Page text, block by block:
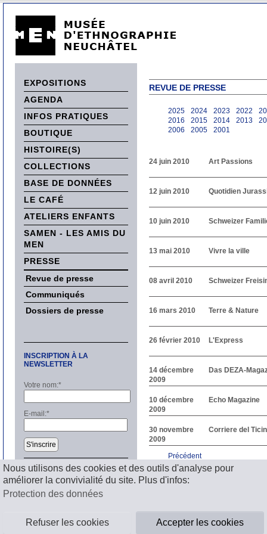
Nous utilisons des cookies et des outils d'analyse pour
améliorer la convivialité du site. Plus d'infos:
Protection des données
Refuser les cookies Accepter les cookies
EXPOSITIONS
AGENDA
INFOS PRATIQUES
BOUTIQUE
HISTOIRE(S)
COLLECTIONS
BASE DE DONNÉES
LE CAFÉ
ATELIERS ENFANTS
SAMEN - LES AMIS DU
MEN
PRESSE
Revue de presse
Communiqués
Dossiers de presse
INSCRIPTION À LA
NEWSLETTER
Votre nom:*
E-mail:*
S'inscrire
REVUE DE PRESSE
2025 2024 2023 2022
2016
2015 2014 2013
2006
2005 2001
24 juin 2010 Art Passions
12 juin 2010 Quotidien
10 juin 2010 Schweizer
13 mai 2010 Vivre la ville
08 avril 2010 Schweizer
16 mars 2010 Terre & Nature
26 février 2010 L'Express
14 décembre
2009
Das DEZA-
10 décembre
2009
Echo Magazine
30 novembre
2009
Corriere del
Précédent
1
2 3 4 5 6 7
Suivant